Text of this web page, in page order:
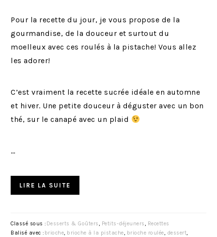
Pour la recette du jour, je vous propose de la
gourmandise, de la douceur et surtout du
moelleux avec ces roulés à la pistache! Vous allez
les adorer!
C’est vraiment la recette sucrée idéale en automne
et hiver. Une petite douceur à déguster avec un bon
thé, sur le canapé avec un plaid
…
LIRE LA SUITE
Classé sous : Desserts & Goûters, Petits-déjeuners, Recettes
Balisé avec : brioche, brioche à la pistache, brioche roulée, dessert,